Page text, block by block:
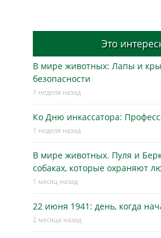
Это
В мире животных: Лапы и
безопасности
1 неделя назад
Ко Дню инкассатора:
1 неделя назад
В мире животных. Пуля и
собаках, которые охраняют
1 месяц назад
22 июня 1941: день, когда
2 месяца назад